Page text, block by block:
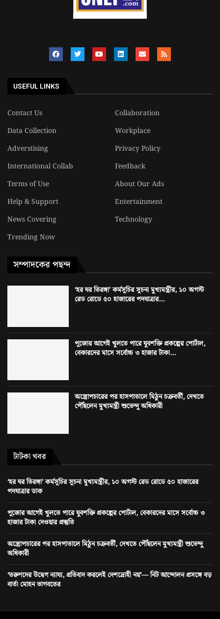
USEFUL LINKS
Contact Us
Collaboration
Data Collection
Workplace
Adverstising
Privacy Policy
International Collab
Feedback
Terms of Use
About Our Ads
Help & Support
Entertainment
News Covering
Technology
Trending Now
সম্পাদকের পছন্দ
‘হর ঘর তিরঙ্গা’ কর্মসূচির সূচনা মুখ্যমন্ত্রীর, ১০ অগস্ট
রেড রোডে ৫০ হাজারের পদযাত্রার...
পুজোর আগেই খুলতে পারে যুবশক্তি প্রকল্পের পোর্টাল,
বেকারদের মাসে সর্বোচ্চ ৩ হাজার টাকা...
অস্ত্রোপচারের পর হাসপাতালে মিঠুন চক্রবর্তী, দেখতে
পৌঁছলেন মুখ্যমন্ত্রী শুভেন্দু অধিকারী
টাটকা খবর
‘হর ঘর তিরঙ্গা’ কর্মসূচির সূচনা মুখ্যমন্ত্রীর, ১০ অগস্ট রেড রোডে ৫০ হাজারের
পদযাত্রার ডাক
পুজোর আগেই খুলতে পারে যুবশক্তি প্রকল্পের পোর্টাল, বেকারদের মাসে সর্বোচ্চ ৩
হাজার টাকা দেওয়ার প্রস্তুতি
অস্ত্রোপচারের পর হাসপাতালে মিঠুন চক্রবর্তী, দেখতে পৌঁছলেন মুখ্যমন্ত্রী শুভেন্দু
অধিকারী
‘তরুণদের উদ্বেগ ন্যায্য, প্রতিবাদ করলেই দেশদ্রোহী নয়’— নিট আন্দোলন প্রসঙ্গে বড়
বার্তা মোহন ভাগবতের